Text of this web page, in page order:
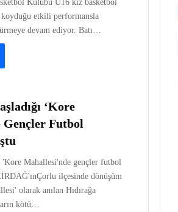
Kulübü U16 kız basketbol
koyduğu etkili performansla
devam ediyor. Batı…
‘Kore
Gençler Futbol
'Kore Mahallesi'nde gençler futbol
ilçesinde dönüşüm
olarak anılan Hıdırağa
kötü…